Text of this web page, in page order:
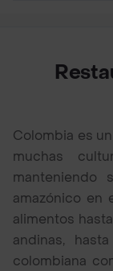
Colombia es
muchas
manteniendo
amazónico en
alimentos
andinas,
colombiana